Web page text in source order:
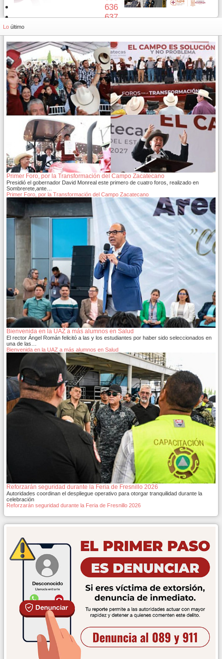
636
637
Lo último
Primer Foro, por la Transformación del Campo Zacatecano
Presidió el gobernador David Monreal este primero de cuatro foros, realizado en
Sombrerete,ante…
Primer Foro, por la Transformación del Campo Zacatecano
Bienvenida en la UAZ a más alumnos en Salud
El rector Ángel Román felicitó a las y los estudiantes por haber sido seleccionados en
una de las…
Bienvenida en la UAZ a más alumnos en Salud
Reforzarán seguridad durante la Feria de Fresnillo 2026
Autoridades coordinan el despliegue operativo para otorgar tranquilidad durante la
celebración
Reforzarán seguridad durante la Feria de Fresnillo 2026